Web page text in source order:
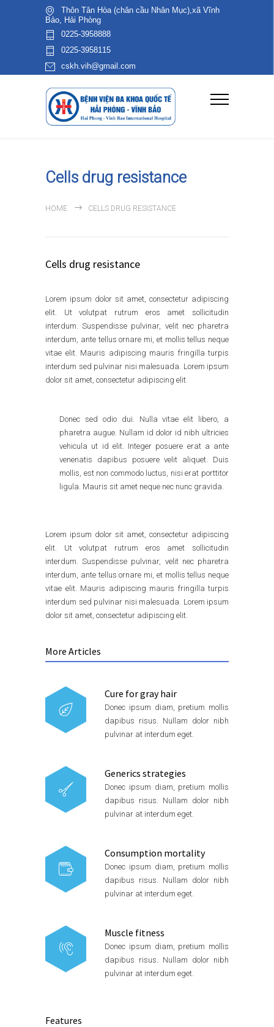
Thôn Tân Hòa (chân cầu Nhân Mục),xã Vĩnh
Bảo, Hải Phòng
0225-3958888
0225-3958115
cskh.vih@gmail.com
Cells drug resistance
HOME CELLS DRUG RESISTANCE
Cells drug resistance
Lorem ipsum dolor sit amet, consectetur adipiscing
elit. Ut volutpat rutrum eros amet sollicitudin
interdum. Suspendisse pulvinar, velit nec pharetra
interdum, ante tellus ornare mi, et mollis tellus neque
vitae elit. Mauris adipiscing mauris fringilla turpis
interdum sed pulvinar nisi malesuada. Lorem ipsum
dolor sit amet, consectetur adipiscing elit.
Donec sed odio dui. Nulla vitae elit libero, a
pharetra augue. Nullam id dolor id nibh ultricies
vehicula ut id elit. Integer posuere erat a ante
venenatis dapibus posuere velit aliquet. Duis
mollis, est non commodo luctus, nisi erat porttitor
ligula. Mauris sit amet neque nec nunc gravida.
Lorem ipsum dolor sit amet, consectetur adipiscing
elit. Ut volutpat rutrum eros amet sollicitudin
interdum. Suspendisse pulvinar, velit nec pharetra
interdum, ante tellus ornare mi, et mollis tellus neque
vitae elit. Mauris adipiscing mauris fringilla turpis
interdum sed pulvinar nisi malesuada. Lorem ipsum
dolor sit amet, consectetur adipiscing elit.
More Articles
Cure for gray hair
Donec ipsum diam, pretium mollis
dapibus risus. Nullam dolor nibh
pulvinar at interdum eget.
Generics strategies
Donec ipsum diam, pretium mollis
dapibus risus. Nullam dolor nibh
pulvinar at interdum eget.
Consumption mortality
Donec ipsum diam, pretium mollis
dapibus risus. Nullam dolor nibh
pulvinar at interdum eget.
Muscle fitness
Donec ipsum diam, pretium mollis
dapibus risus. Nullam dolor nibh
pulvinar at interdum eget.
Features